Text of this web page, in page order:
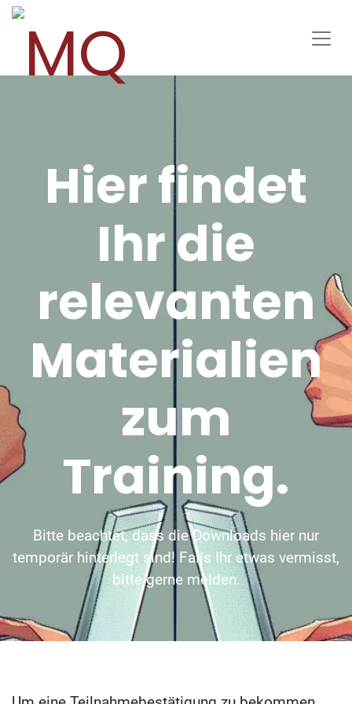
Hier findet
Ihr die
relevanten
Materialien
zum
Training.
Bitte beachtet, dass die Downloads hier nur
temporär hinterlegt sind! Falls Ihr etwas vermisst,
bitte gerne melden.